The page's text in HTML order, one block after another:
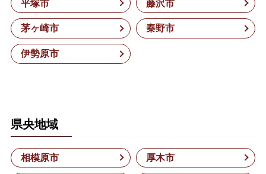
平塚市 藤沢市
茅ヶ崎市 秦野市
伊勢原市
県央地域
相模原市 厚木市